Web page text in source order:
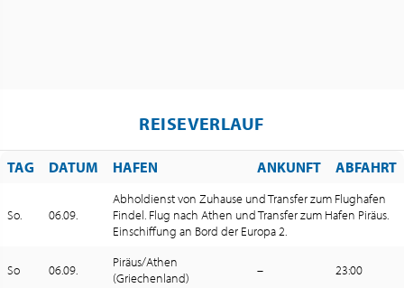
REISEVERLAUF
TAG DATUM HAFEN ANKUNFT ABFAHRT
So. 06.09.
Abholdienst von Zuhause und Transfer zum Flughafen
Findel. Flug nach Athen und Transfer zum Hafen Piräus.
Einschiffung an Bord der Europa 2.
So 06.09.
Piräus/Athen
(Griechenland)
– 23:00